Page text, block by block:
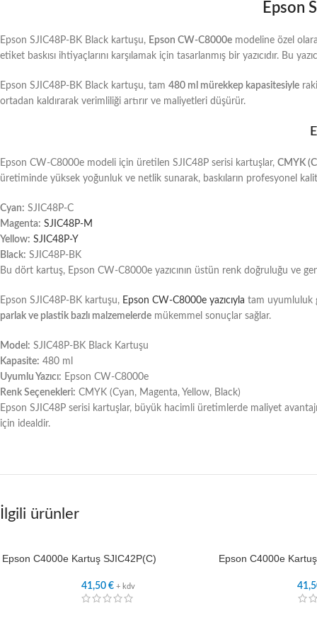
Epson
Epson SJIC48P-BK Black kartuşu, Epson CW-C8000e modeline özel
etiket baskısı ihtiyaçlarını karşılamak için tasarlanmış bir yazıcıdır. Bu
Epson SJIC48P-BK Black kartuşu, tam 480 ml mürekkep kapasitesiyle
ortadan kaldırarak verimliliği artırır ve maliyetleri düşürür.
Epson CW-C8000e modeli için üretilen SJIC48P serisi kartuşlar, CMYK
üretiminde yüksek yoğunluk ve netlik sunarak, baskıların profesyonel
Cyan: SJIC48P-C
Magenta: SJIC48P-M
Yellow: SJIC48P-Y
Black: SJIC48P-BK
Bu dört kartuş, Epson CW-C8000e yazıcının üstün renk doğruluğu ve
Epson SJIC48P-BK kartuşu, Epson CW-C8000e yazıcıyla tam uyumluluk
parlak ve plastik bazlı malzemelerde mükemmel sonuçlar sağlar.
Model: SJIC48P-BK Black Kartuşu
Kapasite: 480 ml
Uyumlu Yazıcı: Epson CW-C8000e
Renk Seçenekleri: CMYK (Cyan, Magenta, Yellow, Black)
Epson SJIC48P serisi kartuşlar, büyük hacimli üretimlerde maliyet
için idealdir.
İlgili ürünler
Epson C4000e Kartuş SJIC42P(C)
41,50 € + kdv
Epson C4000e